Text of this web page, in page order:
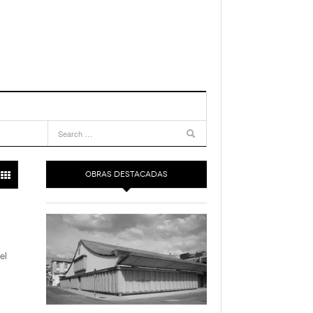
OBRAS DESTACADAS